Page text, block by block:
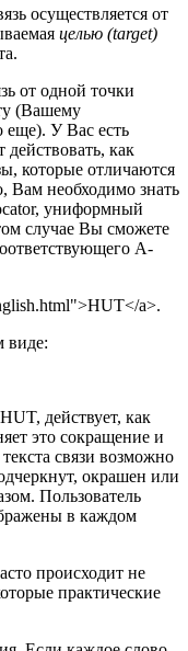
осуществляется от
целью (target)
от одной точки
(Вашему
еще). У Вас есть
действовать, как
которые отличаются
Вам необходимо знать
униформный
случае Вы сможете
A-
a>.
виде:
действует, как
это сокращение и
связи возможно
окрашен или
Пользователь
в каждом
происходит не
практические